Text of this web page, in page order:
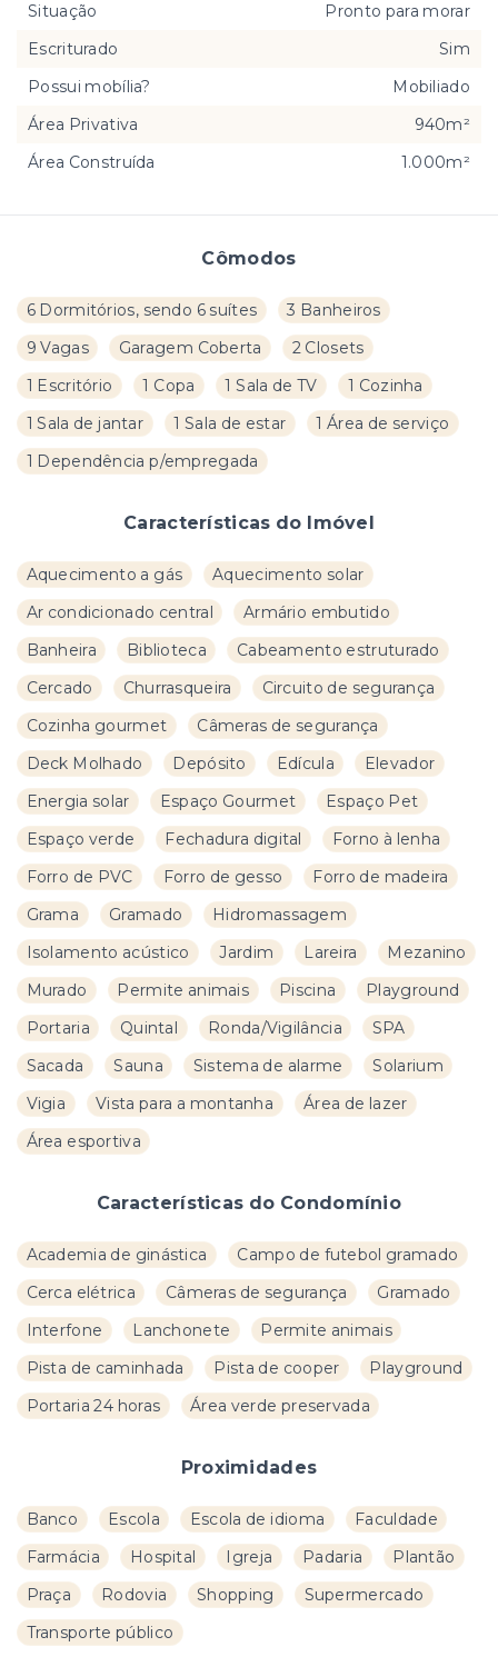
Cômodos
6 Dormitórios, sendo 6 suítes
3 Banheiros
9 Vagas
Garagem Coberta
2 Closets
1 Escritório
1 Copa 1 Sala de TV
1 Cozinha
1 Sala de jantar
1 Sala de estar
1 Área de serviço
1 Dependência p/empregada
Características do Imóvel
Aquecimento a gás
Aquecimento solar
Ar condicionado central
Armário embutido
Banheira
Biblioteca
Cabeamento estruturado
Cercado
Churrasqueira
Circuito de segurança
Cozinha gourmet
Câmeras de segurança
Deck Molhado
Depósito Edícula
Elevador
Energia solar
Espaço Gourmet
Espaço Pet
Espaço verde
Fechadura digital
Forno à lenha
Forro de PVC
Forro de gesso
Forro de madeira
Grama
Gramado
Hidromassagem
Isolamento acústico
Jardim Lareira
Mezanino
Murado
Permite animais Piscina
Playground
Portaria
Quintal Ronda/Vigilância
SPA
Sacada
Sauna Sistema de alarme
Solarium
Vigia
Vista para a montanha
Área de lazer
Área esportiva
Características do Condomínio
Academia de ginástica
Campo de futebol gramado
Cerca elétrica
Câmeras de segurança
Gramado
Interfone
Lanchonete
Permite animais
Pista de caminhada
Pista de cooper
Playground
Portaria 24 horas
Área verde preservada
Proximidades
Banco Escola Escola de idioma
Faculdade
Farmácia
Hospital Igreja Padaria
Plantão
Praça
Rodovia Shopping
Supermercado
Transporte público
Situação
Pronto para morar
Escriturado
Sim
Possui mobília?
Mobiliado
Área Privativa
940m²
Área Construída
1.000m²